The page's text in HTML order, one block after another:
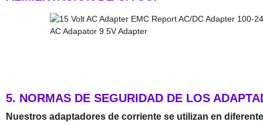
5. NORMAS DE SEGURIDAD DE LOS
Nuestros adaptadores de corriente se utilizan en